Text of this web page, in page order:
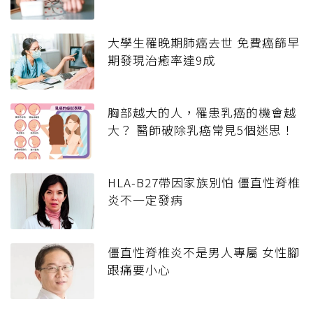
大學生罹晚期肺癌去世 免費癌篩早
期發現治癒率達9成
胸部越大的人，罹患乳癌的機會越
大？ 醫師破除乳癌常見5個迷思！
HLA-B27帶因家族別怕 僵直性脊椎
炎不一定發病
僵直性脊椎炎不是男人專屬 女性腳
跟痛要小心